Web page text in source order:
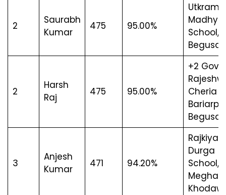
2
Saurabh
Kumar
475 95.00%
Utkramit
School,
2
Harsh
Raj
475 95.00%
+2 Govt.
Cheria
3
Anjesh
Kumar
471 94.20%
Durga
School,